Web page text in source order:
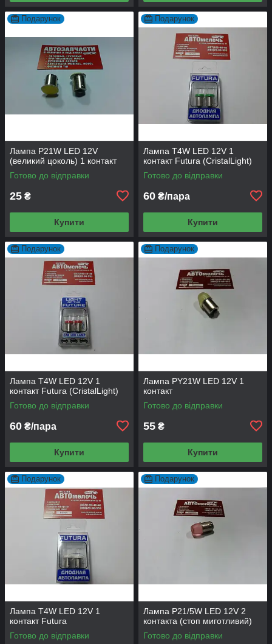
Подарунок
Лампа P21W LED 12V
(великий цоколь) 1 контакт
Готово до відправки
25 ₴
Купити
Подарунок
Лампа T4W LED 12V 1
контакт Futura (CristalLight)
Готово до відправки
60 ₴/пара
Купити
Подарунок
Лампа T4W LED 12V 1
контакт Futura (CristalLight)
Готово до відправки
60 ₴/пара
Купити
Подарунок
Лампа PY21W LED 12V 1
контакт
Готово до відправки
55 ₴
Купити
Подарунок
Лампа T4W LED 12V 1
контакт Futura
Готово до відправки
Подарунок
Лампа P21/5W LED 12V 2
контакта (стоп миготливий)
Готово до відправки